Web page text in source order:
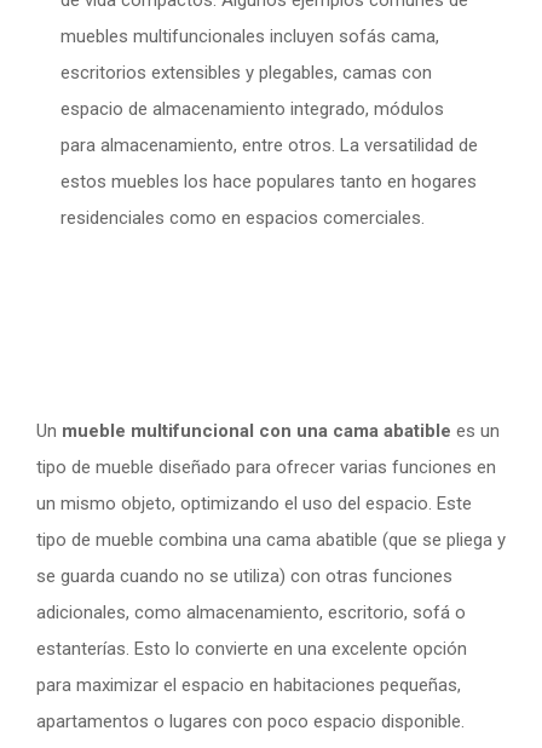
muebles multifuncionales incluyen sofás cama,
escritorios extensibles y plegables, camas con
espacio de almacenamiento integrado, módulos
para almacenamiento, entre otros. La versatilidad de
estos muebles los hace populares tanto en hogares
residenciales como en espacios comerciales.
Un mueble multifuncional con una cama abatible es un
tipo de mueble diseñado para ofrecer varias funciones en
un mismo objeto, optimizando el uso del espacio. Este
tipo de mueble combina una cama abatible (que se pliega y
se guarda cuando no se utiliza) con otras funciones
adicionales, como almacenamiento, escritorio, sofá o
estanterías. Esto lo convierte en una excelente opción
para maximizar el espacio en habitaciones pequeñas,
apartamentos o lugares con poco espacio disponible.